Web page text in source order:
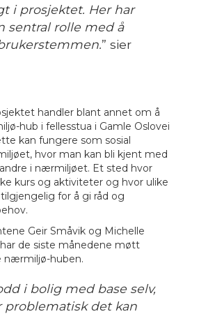
i prosjektet. Her har
sentral rolle med å
” sier
handler blant annet om å
hub i fellesstua i Gamle Oslovei
kan fungere som sosial
hvor man kan bli kjent med
i nærmiljøet. Et sted hvor
kurs og aktiviteter og hvor ulike
for å gi råd og
Geir Småvik og Michelle
har de siste månedene møtt
nærmiljø-huben.
i bolig med base selv,
problematisk det kan